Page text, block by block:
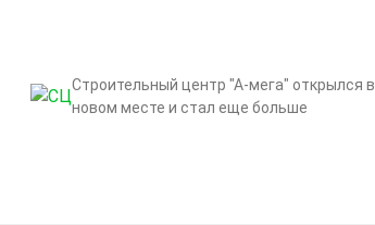
Строительный центр "А-мега" открылся в
новом месте и стал еще больше